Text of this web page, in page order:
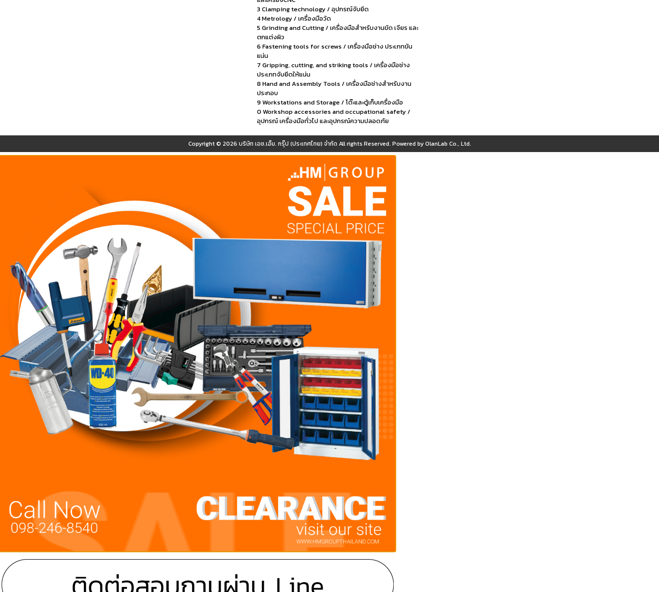
3 Clamping technology / อุปกรณ์จับยึด
4 Metrology / เครื่องมือวัด
5 Grinding and Cutting / เครื่องมือสำหรับงานขัด เจียร และ
ตกแต่งผิว
6 Fastening tools for screws / เครื่องมือช่าง ประเภทขัน
แน่น
7 Gripping, cutting, and striking tools / เครื่องมือช่าง
ประเภทจับยึดให้แน่น
8 Hand and Assembly Tools / เครื่องมือช่างสำหรับงาน
ประกอบ
9 Workstations and Storage / โต๊ะและตู้เก็บเครื่องมือ
0 Workshop accessories and occupational safety /
อุปกรณ์ เครื่องมือทั่วไป และอุปกรณ์ความปลอดภัย
Copyright © 2026 บริษัท เอช.เอ็ม. กรุ๊ป (ประเทศไทย) จำกัด All rights Reserved. Powered byOlanLab Co., Ltd.